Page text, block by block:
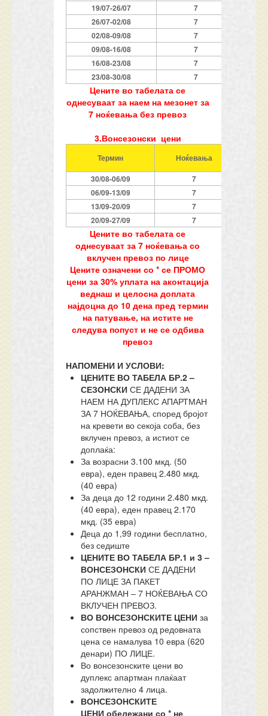
19/07-26/07
7
26/07-02/08
7
02/08-09/08
7
09/08-16/08
7
16/08-23/08
7
23/08-30/08
7
Цените во табелата се
однесуваат за наем на мезонет за
7 ноќевања без превоз
3.Вонсезонски цени
Термин Ноќевања
30/08-06/09
7
06/09-13/09
7
13/09-20/09
7
20/09-27/09
7
Цените во табелата се
однесуваат за 7 ноќевања со
вклучен превоз по лице
Цените означени со * се ПРОМО
цени за 30% уплата на аконтација
веднаш и целосна доплата
најдоцна до 10 дена пред термин
на патување, на истите не
следува попуст и не се одбива
превоз
НАПОМЕНИ И УСЛОВИ:
ЦЕНИТЕ ВО ТАБЕЛА БР.2 –
СЕЗОНСКИ СЕ ДАДЕНИ ЗА
НАЕМ НА ДУПЛЕКС АПАРТМАН
ЗА 7 НОЌЕВАЊА, според бројот
на кревети во секоја соба, без
вклучен превоз, а истиот се
доплаќа:
За возрасни 3.100 мкд. (50
евра), еден правец 2.480 мкд.
(40 евра)
За деца до 12 години 2.480 мкд.
(40 евра), еден правец 2.170
мкд. (35 евра)
Деца до 1,99 години бесплатно,
без седиште
ЦЕНИТЕ ВО ТАБЕЛА БР.1 и 3 –
ВОНСЕЗОНСКИ СЕ ДАДЕНИ
ПО ЛИЦЕ ЗА ПАКЕТ
АРАНЖМАН – 7 НОЌЕВАЊА СО
ВКЛУЧЕН ПРЕВОЗ.
ВО ВОНСЕЗОНСКИТЕ ЦЕНИ за
сопствен превоз од редовната
цена се намалува 10 евра (620
денари) ПО ЛИЦЕ.
Во вонсезонските цени во
дуплекс апартман плаќаат
задолжително 4 лица.
ВОНСЕЗОНСКИТЕ
ЦЕНИ обележани со * не